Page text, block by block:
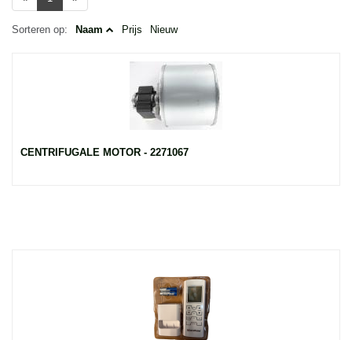
Sorteren op: Naam Prijs Nieuw
CENTRIFUGALE MOTOR - 2271067